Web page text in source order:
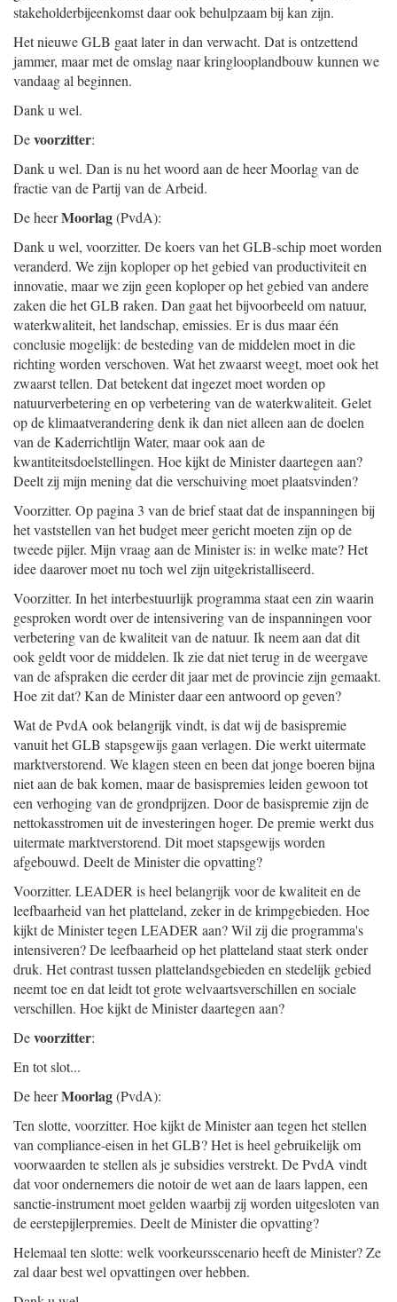
stakeholderbijeenkomst daar ook behulpzaam bij kan zijn.
Het nieuwe GLB gaat later in dan verwacht. Dat is ontzettend
jammer, maar met de omslag naar kringlooplandbouw kunnen we
vandaag al beginnen.
Dank u wel.
Devoorzitter:
Dank u wel. Dan is nu het woord aan de heer Moorlag van de
fractie van de Partij van de Arbeid.
De heerMoorlag(PvdA):
Dank u wel, voorzitter. De koers van het GLB-schip moet worden
veranderd. We zijn koploper op het gebied van productiviteit en
innovatie, maar we zijn geen koploper op het gebied van andere
zaken die het GLB raken. Dan gaat het bijvoorbeeld om natuur,
waterkwaliteit, het landschap, emissies. Er is dus maar één
conclusie mogelijk: de besteding van de middelen moet in die
richting worden verschoven. Wat het zwaarst weegt, moet ook het
zwaarst tellen. Dat betekent dat ingezet moet worden op
natuurverbetering en op verbetering van de waterkwaliteit. Gelet
op de klimaatverandering denk ik dan niet alleen aan de doelen
van de Kaderrichtlijn Water, maar ook aan de
kwantiteitsdoelstellingen. Hoe kijkt de Minister daartegen aan?
Deelt zij mijn mening dat die verschuiving moet plaatsvinden?
Voorzitter. Op pagina 3 van de brief staat dat de inspanningen bij
het vaststellen van het budget meer gericht moeten zijn op de
tweede pijler. Mijn vraag aan de Minister is: in welke mate? Het
idee daarover moet nu toch wel zijn uitgekristalliseerd.
Voorzitter. In het interbestuurlijk programma staat een zin waarin
gesproken wordt over de intensivering van de inspanningen voor
verbetering van de kwaliteit van de natuur. Ik neem aan dat dit
ook geldt voor de middelen. Ik zie dat niet terug in de weergave
van de afspraken die eerder dit jaar met de provincie zijn gemaakt.
Hoe zit dat? Kan de Minister daar een antwoord op geven?
Wat de PvdA ook belangrijk vindt, is dat wij de basispremie
vanuit het GLB stapsgewijs gaan verlagen. Die werkt uitermate
marktverstorend. We klagen steen en been dat jonge boeren bijna
niet aan de bak komen, maar de basispremies leiden gewoon tot
een verhoging van de grondprijzen. Door de basispremie zijn de
nettokasstromen uit de investeringen hoger. De premie werkt dus
uitermate marktverstorend. Dit moet stapsgewijs worden
afgebouwd. Deelt de Minister die opvatting?
Voorzitter. LEADER is heel belangrijk voor de kwaliteit en de
leefbaarheid van het platteland, zeker in de krimpgebieden. Hoe
kijkt de Minister tegen LEADER aan? Wil zij die programma's
intensiveren? De leefbaarheid op het platteland staat sterk onder
druk. Het contrast tussen plattelandsgebieden en stedelijk gebied
neemt toe en dat leidt tot grote welvaartsverschillen en sociale
verschillen. Hoe kijkt de Minister daartegen aan?
Devoorzitter:
En tot slot...
De heerMoorlag(PvdA):
Ten slotte, voorzitter. Hoe kijkt de Minister aan tegen het stellen
van compliance-eisen in het GLB? Het is heel gebruikelijk om
voorwaarden te stellen als je subsidies verstrekt. De PvdA vindt
dat voor ondernemers die notoir de wet aan de laars lappen, een
sanctie-instrument moet gelden waarbij zij worden uitgesloten van
de eerstepijlerpremies. Deelt de Minister die opvatting?
Helemaal ten slotte: welk voorkeursscenario heeft de Minister? Ze
zal daar best wel opvattingen over hebben.